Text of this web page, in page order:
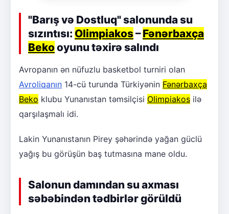
"Barış və Dostluq" salonunda su
sızıntısı: Olimpiakos–Fənərbaxça
Bekooyunu təxirə salındı
Avropanın ən nüfuzlu basketbol turniri olan
Avroliqanın 14-cü turunda Türkiyənin Fənərbaxça
Beko klubu Yunanıstan təmsilçisi Olimpiakos ilə
qarşılaşmalı idi.
Lakin Yunanıstanın Pirey şəhərində yağan güclü
yağış bu görüşün baş tutmasına mane oldu.
Salonun damından su axması
səbəbindən tədbirlər görüldü